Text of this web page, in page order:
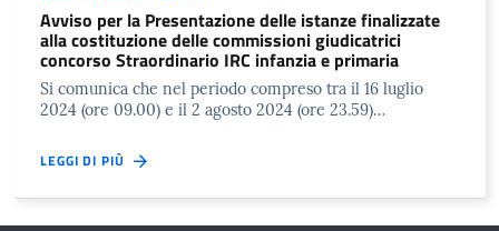
Avviso per la Presentazione delle istanze finalizzate
alla costituzione delle commissioni giudicatrici
concorso Straordinario IRC infanzia e primaria
Si comunica che nel periodo compreso tra il 16 luglio
2024 (ore 09.00) e il 2 agosto 2024 (ore 23.59)…
LEGGI DI PIÙ